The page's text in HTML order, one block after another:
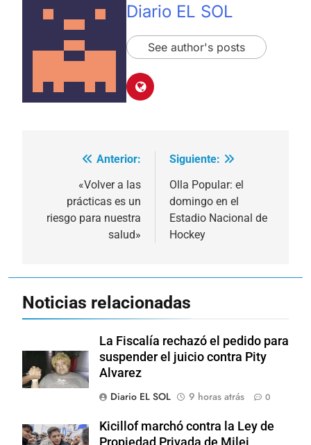
Diario EL SOL
See author's posts
Navegación
entradas
Anterior:
«Volver a las
prácticas es un
riesgo para nuestra
salud»
Siguiente:
Olla Popular: el
domingo en el
Estadio Nacional de
Hockey
Noticias relacionadas
La Fiscalía rechazó el pedido para
suspender el juicio contra Pity
Alvarez
Diario EL SOL
9 horas atrás 0
Kicillof marchó contra la Ley de